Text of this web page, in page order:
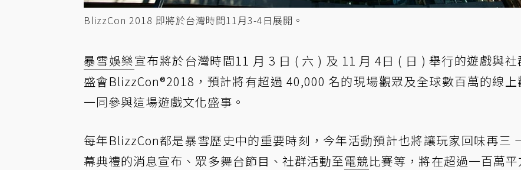
BlizzCon 2018 即將於台灣時間11月3-4日展開。
暴雪娛樂宣布將於台灣時間11 月 3 日 ( 六 ) 及 11 月 4日 ( 日 ) 舉行的遊戲與社
盛會BlizzCon®2018，預計將有超過 40,000 名的現場觀眾及全球數百萬的線上
一同參與這場遊戲文化盛事。
每年BlizzCon都是暴雪歷史中的重要時刻，今年活動預計也將讓玩家回味再三
幕典禮的消息宣布、眾多舞台節目、社群活動至電競比賽等，將在超過一百萬平